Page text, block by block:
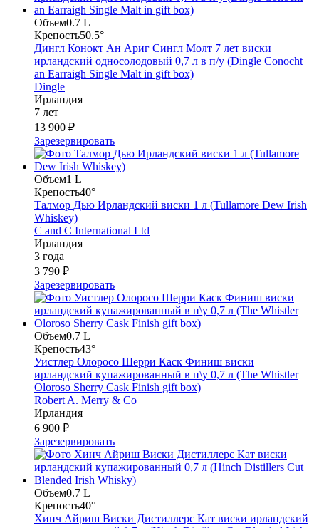
Объем0.7 L
Крепость50.5°
Дингл Конокт Ан Ариг Сингл Молт 7 лет виски
ирландский односолодовый 0,7 л в п/у (Dingle Conocht
an Earraigh Single Malt in gift box)
Dingle
Ирландия
7 лет
13 900 ₽
Зарезервировать
Объем1 L
Крепость40°
Талмор Дью Ирландский виски 1 л (Tullamore Dew Irish
Whiskey)
C and C International Ltd
Ирландия
3 года
3 790 ₽
Зарезервировать
Объем0.7 L
Крепость43°
Уистлер Олоросо Шерри Каск Финиш виски
ирландский купажированный в п\у 0,7 л (The Whistler
Oloroso Sherry Cask Finish gift box)
Robert A. Merry & Co
Ирландия
6 900 ₽
Зарезервировать
Объем0.7 L
Крепость40°
Хинч Айриш Виски Дистиллерс Кат виски ирландский